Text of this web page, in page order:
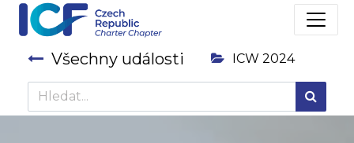
Všechny události ICW 2024